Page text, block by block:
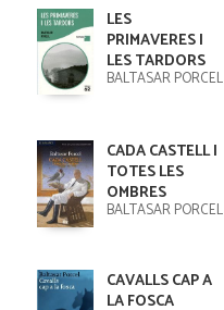
LES
PRIMAVERES I
LES TARDORS
BALTASAR PORCEL
CADA CASTELL I
TOTES LES
OMBRES
BALTASAR PORCEL
CAVALLS CAP A
LA FOSCA